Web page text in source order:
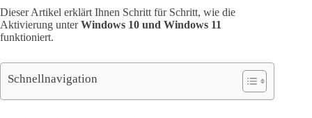
Dieser Artikel erklärt Ihnen Schritt für Schritt, wie die
Aktivierung unterWindows 10 und Windows 11
funktioniert.
Schnellnavigation